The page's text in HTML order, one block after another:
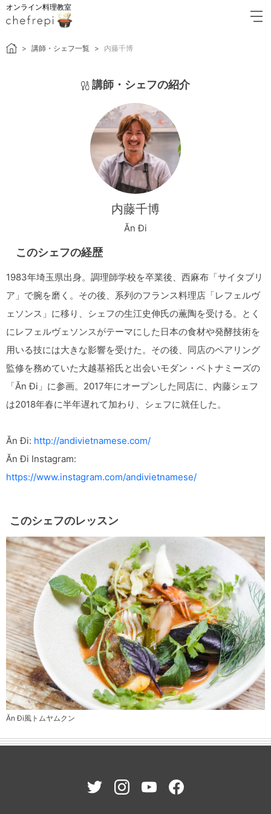
オンライン料理教室
講師・シェフ一覧 内藤千博
講師・シェフの紹介
内藤千博
Ăn Đi
このシェフの経歴
1983年埼玉県出身。調理師学校を卒業後、西麻布「サイタブリ
ア」で腕を磨く。その後、系列のフランス料理店「レフェルヴ
ェソンス」に移り、シェフの生江史伸氏の薫陶を受ける。とく
にレフェルヴェソンスがテーマにした日本の食材や発酵技術を
用いる技には大きな影響を受けた。その後、同店のペアリング
監修を務めていた大越基裕氏と出会いモダン・ベトナミーズの
「Ăn Đi」に参画。2017年にオープンした同店に、内藤シェフ
は2018年春に半年遅れて加わり、シェフに就任した。
Ăn Đi: http://andivietnamese.com/
Ăn Đi Instagram:
https://www.instagram.com/andivietnamese/
このシェフのレッスン
Ăn Đi風トムヤムクン